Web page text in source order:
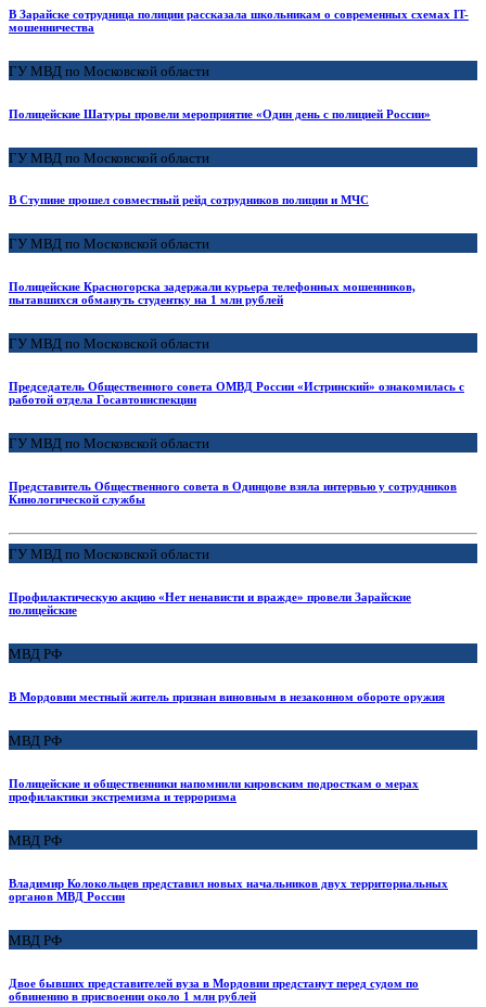
В Зарайске сотрудница полиции рассказала школьникам о современных схемах IT-
мошенничества
ГУ МВД по Московской области
Полицейские Шатуры провели мероприятие «Один день с полицией России»
ГУ МВД по Московской области
В Ступине прошел совместный рейд сотрудников полиции и МЧС
ГУ МВД по Московской области
Полицейские Красногорска задержали курьера телефонных мошенников,
пытавшихся обмануть студентку на 1 млн рублей
ГУ МВД по Московской области
Председатель Общественного совета ОМВД России «Истринский» ознакомилась с
работой отдела Госавтоинспекции
ГУ МВД по Московской области
Представитель Общественного совета в Одинцове взяла интервью у сотрудников
Кинологической службы
ГУ МВД по Московской области
Профилактическую акцию «Нет ненависти и вражде» провели Зарайские
полицейские
МВД РФ
В Мордовии местный житель признан виновным в незаконном обороте оружия
МВД РФ
Полицейские и общественники напомнили кировским подросткам о мерах
профилактики экстремизма и терроризма
МВД РФ
Владимир Колокольцев представил новых начальников двух территориальных
органов МВД России
МВД РФ
Двое бывших представителей вуза в Мордовии предстанут перед судом по
обвинению в присвоении около 1 млн рублей